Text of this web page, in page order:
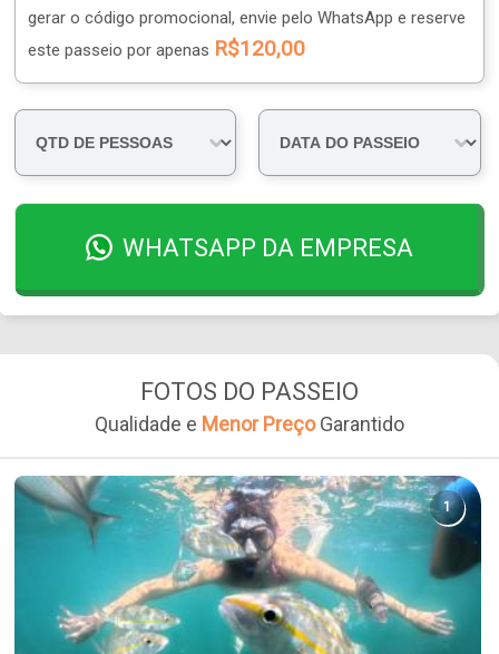
gerar o código promocional, envie pelo WhatsApp e reserve
este passeio por apenas R$120,00
WHATSAPP DA EMPRESA
FOTOS DO PASSEIO
Qualidade e Menor PreçoGarantido
1